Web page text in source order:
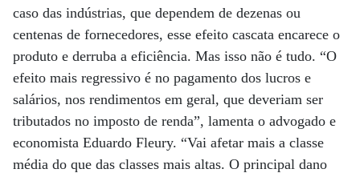
caso das indústrias, que dependem de dezenas ou
centenas de fornecedores, esse efeito cascata encarece o
produto e derruba a eficiência. Mas isso não é tudo. “O
efeito mais regressivo é no pagamento dos lucros e
salários, nos rendimentos em geral, que deveriam ser
tributados no imposto de renda”, lamenta o advogado e
economista Eduardo Fleury. “Vai afetar mais a classe
média do que das classes mais altas. O principal dano